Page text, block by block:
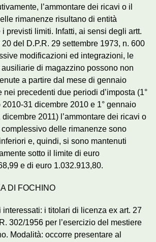
l’ammontare dei ricavi o il
rimanenze risultano di entità
i previsti limiti. Infatti, ai sensi degli artt.
20 del D.P.R. 29 settembre 1973, n. 600
modificazioni ed integrazioni, le
ausiliarie di magazzino possono non
a partire dal mese di gennaio
nei precedenti due periodi d’imposta (1°
2010-31 dicembre 2010 e 1° gennaio
dicembre 2011) l’ammontare dei ricavi o
delle rimanenze sono
e, quindi, si sono mantenuti
sotto il limite di euro
e di euro 1.032.913,80.
DI FOCHINO
interessati: i titolari di licenza ex art. 27
302/1956 per l’esercizio del mestiere
Modalità: occorre presentare al